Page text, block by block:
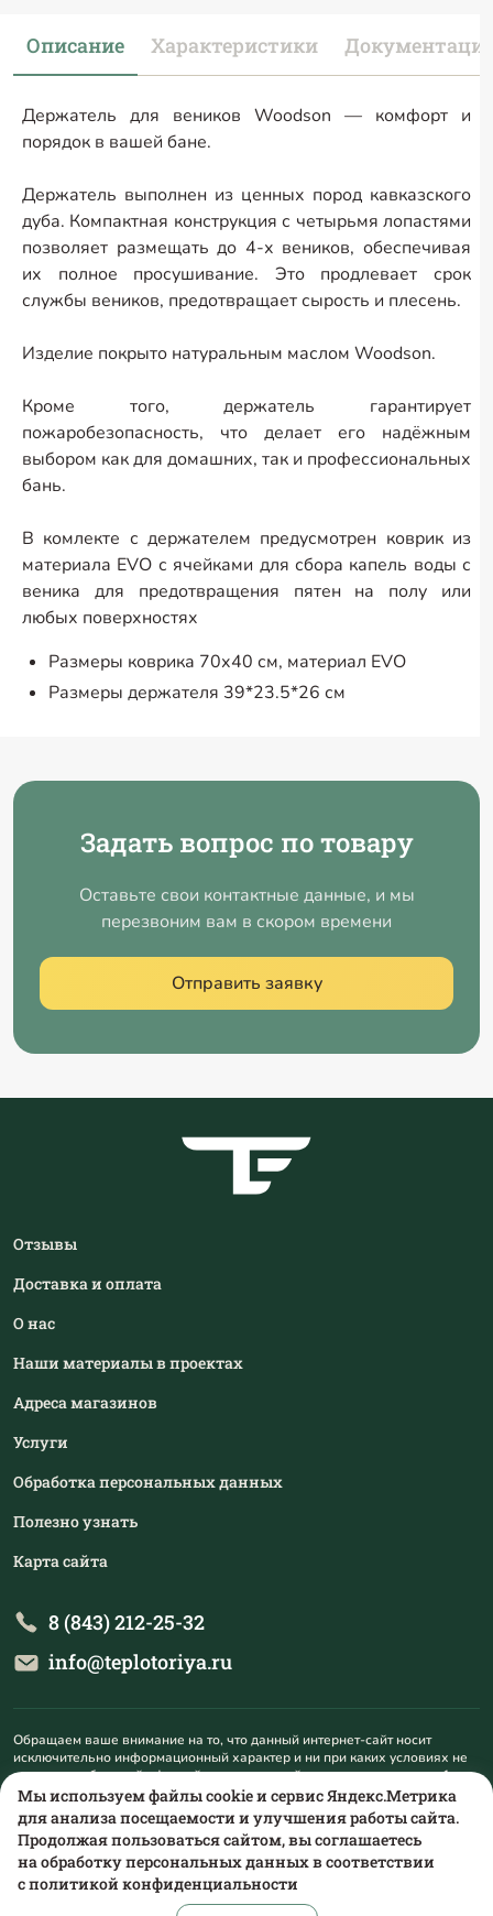
Описание Характеристики
Держатель для веников Woodson — комфорт и
порядок в вашей бане.
Держатель выполнен из ценных пород кавказского
дуба. Компактная конструкция с четырьмя лопастями
позволяет размещать до 4-х веников, обеспечивая
их полное просушивание. Это продлевает срок
службы веников, предотвращает сырость и плесень.
Изделие покрыто натуральным маслом Woodson.
Кроме того, держатель гарантирует
пожаробезопасность, что делает его надёжным
выбором как для домашних, так и профессиональных
бань.
В комлекте с держателем предусмотрен коврик из
материала EVO с ячейками для сбора капель воды с
веника для предотвращения пятен на полу или
любых поверхностях
Размеры коврика 70х40 см, материал EVO
Размеры держателя 39*23.5*26 см
Задать вопрос по товару
Оставьте свои контактные данные, и мы
перезвоним вам в скором времени
Отправить заявку
Отзывы
Доставка и оплата
О нас
Наши материалы в проектах
Адреса магазинов
Услуги
Обработка персональных данных
Полезно узнать
Карта сайта
8 (843) 212-25-32
info@teplotoriya.ru
Обращаем ваше внимание на то, что данный интернет-сайт носит
исключительно информационный характер и ни при каких условиях не
является публичной офертой, определяемой положениями пункта 1
статьи 437 Гражданского кодекса Российской Федерации. Для
получения подробной информации о наличии и стоимости указанных
товаров и (или) услуг, пожалуйста, обращайтесь на mail@teplotoriya.ru.
Мы используем файлы cookie и сервис Яндекс.Метрика
для анализа посещаемости и улучшения работы сайта.
Продолжая пользоваться сайтом, вы соглашаетесь
на обработку персональных данных в соответствии
сполитикой конфиденциальности